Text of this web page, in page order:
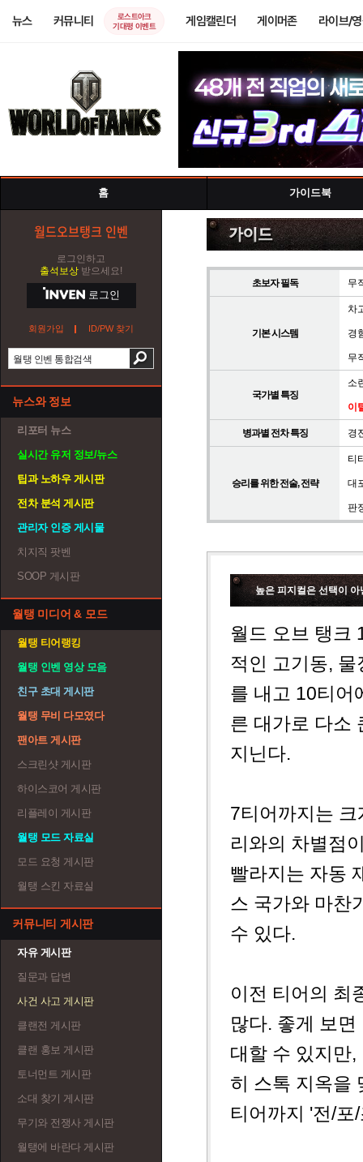
뉴스 커뮤니티
로스트아크
기대평 이벤트
게임캘린더 게이머존 라이브/
홈 가이드북
월드오브탱크 인벤
로그인하고
출석보상 받으세요!
로그인
회원가입 ID/PW 찾기
뉴스와 정보
리포터 뉴스
실시간 유저 정보/뉴스
팁과 노하우 게시판
전차 분석 게시판
관리자 인증 게시물
치지직 팟벤
SOOP 게시판
월탱 미디어 & 모드
월탱 티어랭킹
월탱 인벤 영상 모음
친구 초대 게시판
월탱 무비 다모였다
팬아트 게시판
스크린샷 게시판
하이스코어 게시판
리플레이 게시판
월탱 모드 자료실
모드 요청 게시판
월탱 스킨 자료실
커뮤니티 게시판
자유 게시판
질문과 답변
사건 사고 게시판
클랜전 게시판
클랜 홍보 게시판
토너먼트 게시판
소대 찾기 게시판
무기와 전쟁사 게시판
월탱에 바란다 게시판
초보자 필독 무
기본 시스템
차
경
무
국가별 특징
소
이
병과별 전차 특징 경
승리를 위한 전술, 전략
티
대
판
높은 피지컬은 선택이
월드 오브 탱크
적인 고기동,
를 내고 10티어
른 대가로 다소
지닌다.
7티어까지는
리와의 차별점
빨라지는 자동
스 국가와 마찬
수 있다.
이전 티어의 최
많다. 좋게 보
대할 수 있지만
히 스톡 지옥을
티어까지 '전/포